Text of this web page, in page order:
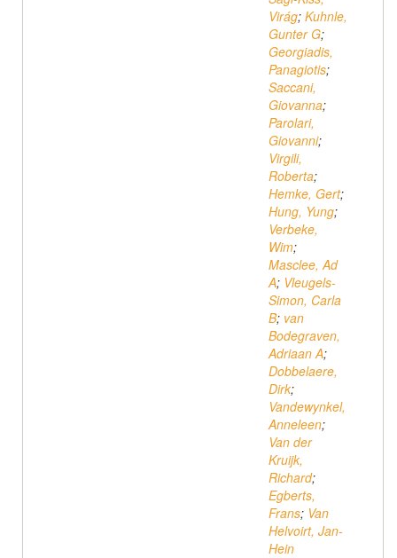
Virág; Kuhnle,
Gunter G;
Georgiadis,
Panagiotis;
Saccani,
Giovanna;
Parolari,
Giovanni;
Virgili,
Roberta;
Hemke, Gert;
Hung, Yung;
Verbeke,
Wim;
Masclee, Ad
A; Vleugels-
Simon, Carla
B; van
Bodegraven,
Adriaan A;
Dobbelaere,
Dirk;
Vandewynkel,
Anneleen;
Van der
Kruijk,
Richard;
Egberts,
Frans; Van
Helvoirt, Jan-
Hein